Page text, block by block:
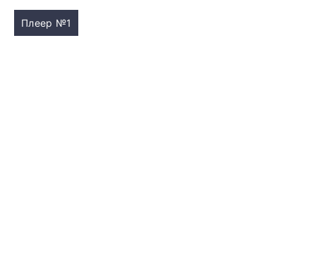
Плеер №1